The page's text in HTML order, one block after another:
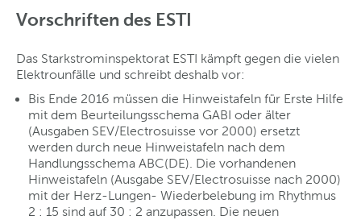
Vorschriften des ESTI
Das Starkstrominspektorat ESTI kämpft gegen die vielen
Elektrounfälle und schreibt deshalb vor:
Bis Ende 2016 müssen die Hinweistafeln für Erste Hilfe
mit dem Beurteilungsschema GABI oder älter
(Ausgaben SEV/Electrosuisse vor 2000) ersetzt
werden durch neue Hinweistafeln nach dem
Handlungsschema ABC(DE). Die vorhandenen
Hinweistafeln (Ausgabe SEV/Electrosuisse nach 2000)
mit der Herz-Lungen- Wiederbelebung im Rhythmus
2 : 15 sind auf 30 : 2 anzupassen. Die neuen